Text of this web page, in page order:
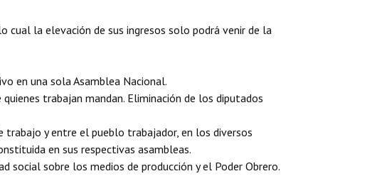
cual la elevación de sus ingresos solo podrá venir de la
en una sola Asamblea Nacional.
trabajan mandan. Eliminación de los diputados
trabajo y entre el pueblo trabajador, en los diversos
en sus respectivas asambleas.
social sobre los medios de producción y el Poder Obrero.